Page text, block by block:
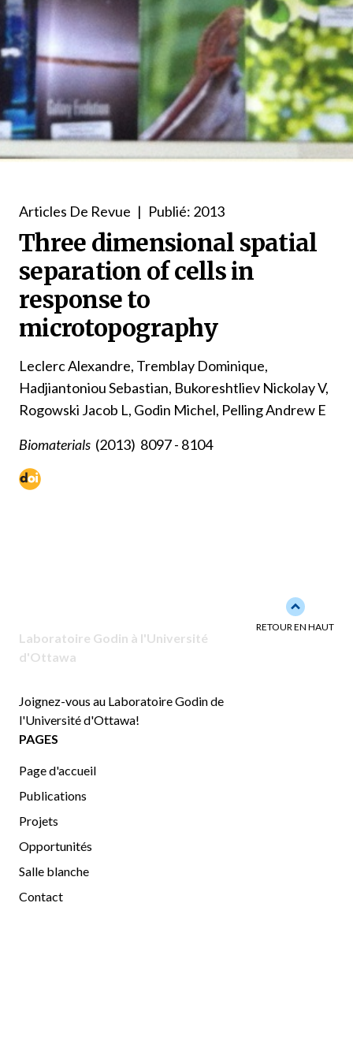
Articles De Revue | Publié: 2013
Three dimensional spatial
separation of cells in
response to
microtopography
Leclerc Alexandre, Tremblay Dominique,
Hadjiantoniou Sebastian, Bukoreshtliev Nickolay V,
Rogowski Jacob L, Godin Michel, Pelling Andrew E
Biomaterials (2013) 8097 - 8104
Laboratoire Godin à l'Université
d'Ottawa
Joignez-vous au Laboratoire Godin de
l'Université d'Ottawa!
PAGES
Page d'accueil
Publications
Projets
Opportunités
Salle blanche
Contact
Back to
RETOUR EN HAUT